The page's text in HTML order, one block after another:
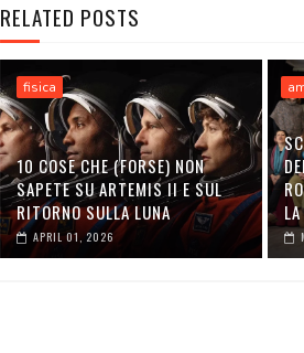
RELATED POSTS
fisica
10 COSE CHE (FORSE) NON
SAPETE SU ARTEMIS II E SUL
RITORNO SULLA LUNA
APRIL 01, 2026